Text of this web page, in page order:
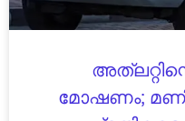
മോഷണം;